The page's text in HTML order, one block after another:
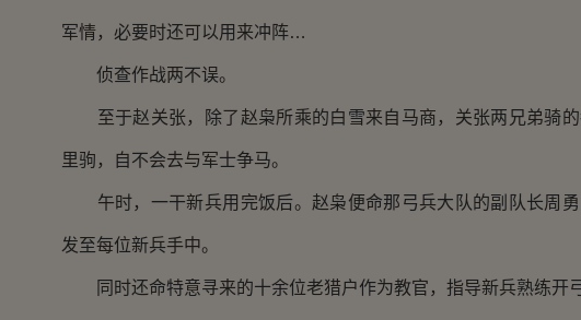
军情，必要时还可以用来冲阵…
侦查作战两不误。
至于赵关张，除了赵枭所乘的白雪来自马商，关张两兄弟骑的
里驹，自不会去与军士争马。
午时，一干新兵用完饭后。赵枭便命那弓兵大队的副队长周勇
发至每位新兵手中。
同时还命特意寻来的十余位老猎户作为教官，指导新兵熟练开弓